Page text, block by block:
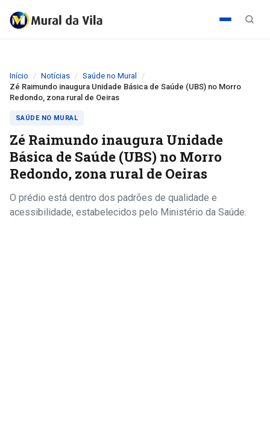
Início Notícias
Saúde no Mural
Zé Raimundo inaugura Unidade Básica de Saúde (UBS) no Morro
Redondo, zona rural de Oeiras
SAÚDE NO MURAL
Zé Raimundo inaugura Unidade
Básica de Saúde (UBS) no Morro
Redondo, zona rural de Oeiras
O prédio está dentro dos padrões de qualidade e
acessibilidade, estabelecidos pelo Ministério da Saúde.